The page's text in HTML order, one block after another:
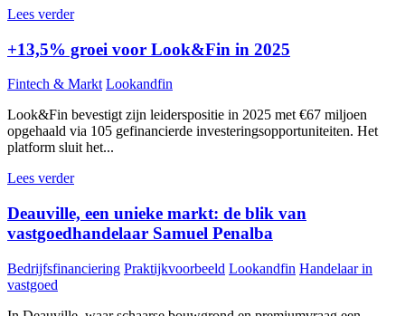
Lees verder
+13,5% groei voor Look&Fin in 2025
Fintech & Markt Lookandfin
Look&Fin bevestigt zijn leiderspositie in 2025 met €67 miljoen
opgehaald via 105 gefinancierde investeringsopportuniteiten. Het
platform sluit het...
Lees verder
Deauville, een unieke markt: de blik van
vastgoedhandelaar Samuel Penalba
Bedrijfsfinanciering Praktijkvoorbeeld Lookandfin Handelaar in
vastgoed